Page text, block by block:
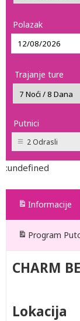
Polazak
Trajanje ture
Putnici
2 Odrasli
:undefined
Informacije
Program
CHARM
Lokacija